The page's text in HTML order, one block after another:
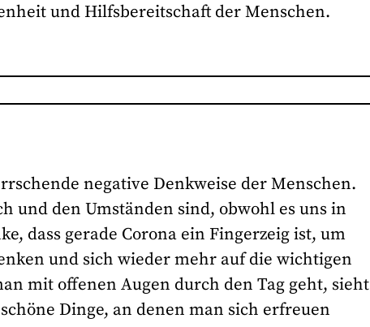
und Hilfsbereitschaft der Menschen.
negative Denkweise der Menschen.
und den Umständen sind, obwohl es uns in
dass gerade Corona ein Fingerzeig ist, um
und sich wieder mehr auf die wichtigen
mit offenen Augen durch den Tag geht, sieht
Dinge, an denen man sich erfreuen